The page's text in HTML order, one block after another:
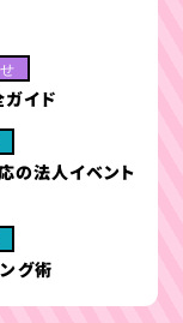
イド
の法人イベント
グ術